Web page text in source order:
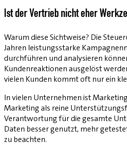
Ist der Vertrieb nicht eher
Warum diese Sichtweise? Die
Jahren leistungsstarke
durchführen und analysieren
Kundenreaktionen ausgelöst
vielen Kunden kommt oft nur ein
In vielen Unternehmen ist
Marketing als reine
Verantwortung für die gesamte
Daten besser genutzt, mehr
zu beachten.